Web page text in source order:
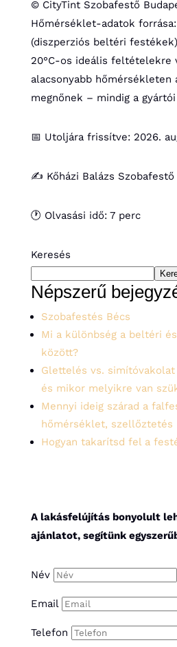
© CityTint Szobafestő
Hőmérséklet-adatok
(diszperziós beltéri
20°C-os ideális feltételekre
alacsonyabb hőmérsékleten
megnőnek – mindig a
📅 Utoljára frissítve: 2026.
✍️ Kőházi Balázs Szobafestő
🕐 Olvasási idő: 7 perc
Keresés
Népszerű
Szobafestés Bécs
Mi a különbség a beltéri
között?
Glettelés vs.
és mikor melyikre van
Mennyi ideig szárad a
hőmérséklet, szellőztetés
Hogyan takarítsd fel a
A lakásfelújítás bonyolult
ajánlatot, segítünk
Név
Email
Telefon